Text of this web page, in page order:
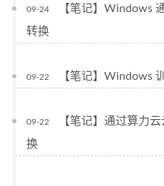
09-24
【笔记】Windows
转换
09-22 【笔记】Windows
09-22
【笔记】通过算力
换